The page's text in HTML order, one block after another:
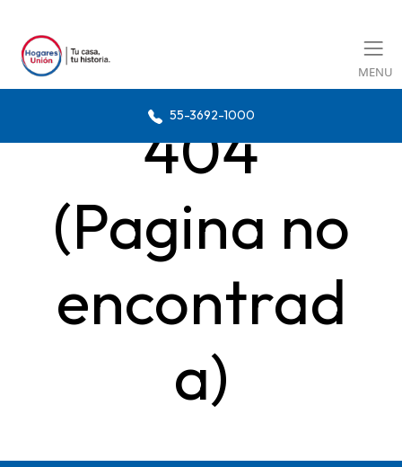
MENU
55-3692-1000
404
(Pagina no
encontrad
a)